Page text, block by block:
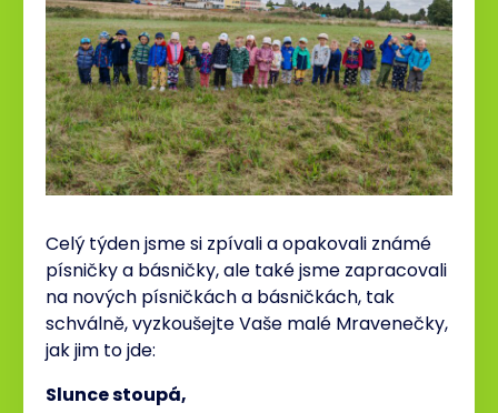
Celý týden jsme si zpívali a opakovali známé
písničky a básničky, ale také jsme zapracovali
na nových písničkách a básničkách, tak
schválně, vyzkoušejte Vaše malé Mravenečky,
jak jim to jde:
Slunce stoupá,